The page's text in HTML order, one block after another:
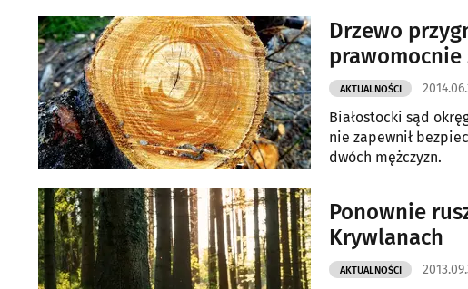
Drzewo
prawomocnie
AKTUALNOŚCI
Białostocki sąd
nie zapewnił
dwóch mężczyzn.
Ponownie
Krywlanach
AKTUALNOŚCI